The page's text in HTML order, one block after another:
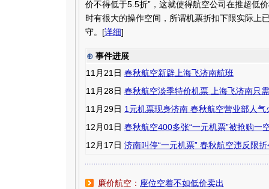
价不得低于5.5折”，这就使得航空公司在推超低
时有很大的操作空间，所谓机票折扣下限实际上
守。[详细]
⊕ 事件进展
11月21日 春秋航空新辟上海飞济南航班
11月28日 春秋航空淡季特价机票 上海飞济南只
11月29日 1元机票现身济南 春秋航空营业部人气
12月01日 春秋航空400多张“一元机票”被抢购一
12月17日 济南叫停“一元机票” 春秋航空违反限折
廉价航空： 座位空着不如低价卖出